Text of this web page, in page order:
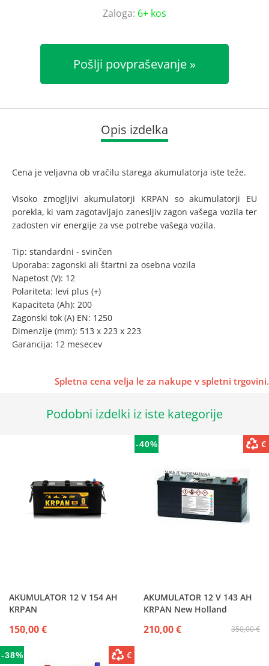
Zaloga: 6+ kos
Pošlji povpraševanje
Opis izdelka
Cena je veljavna ob vračilu starega akumulatorja iste teže.
Visoko zmogljivi akumulatorji KRPAN so akumulatorji EU
porekla, ki vam zagotavljajo zanesljiv zagon vašega vozila ter
zadosten vir energije za vse potrebe vašega vozila.
Tip: standardni - svinčen
Uporaba: zagonski ali štartni za osebna vozila
Napetost (V): 12
Polariteta: levi plus (+)
Kapaciteta (Ah): 200
Zagonski tok (A) EN: 1250
Dimenzije (mm): 513 x 223 x 223
Garancija: 12 mesecev
Spletna cena velja le za nakupe v spletni trgovini.
Podobni izdelki iz iste kategorije
AKUMULATOR 12 V 154 AH
KRPAN
150,00 €
-40% €
AKUMULATOR 12 V 143 AH
KRPAN New Holland
350,00 €
210,00 €
-38% €